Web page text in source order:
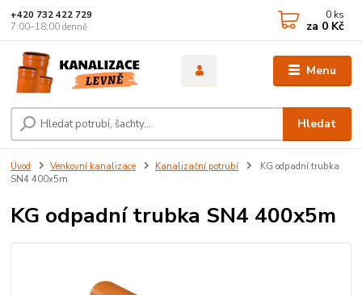
Menu
Hledat
+420 732 422 729
7:00–18:00 denně
0 ks
za 0 Kč
Úvod Venkovní kanalizace Kanalizační potrubí
KG odpadní trubka
SN4 400x5m
KG odpadní trubka SN4 400x5m